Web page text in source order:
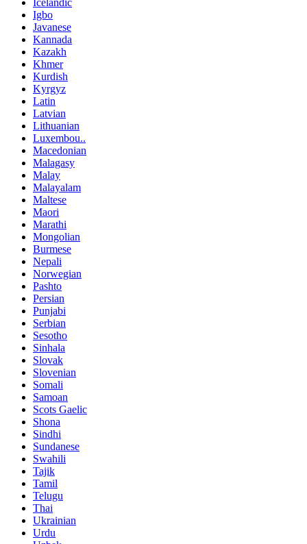
Icelandic
Igbo
Javanese
Kannada
Kazakh
Khmer
Kurdish
Kyrgyz
Latin
Latvian
Lithuanian
Luxembou..
Macedonian
Malagasy
Malay
Malayalam
Maltese
Maori
Marathi
Mongolian
Burmese
Nepali
Norwegian
Pashto
Persian
Punjabi
Serbian
Sesotho
Sinhala
Slovak
Slovenian
Somali
Samoan
Scots Gaelic
Shona
Sindhi
Sundanese
Swahili
Tajik
Tamil
Telugu
Thai
Ukrainian
Urdu